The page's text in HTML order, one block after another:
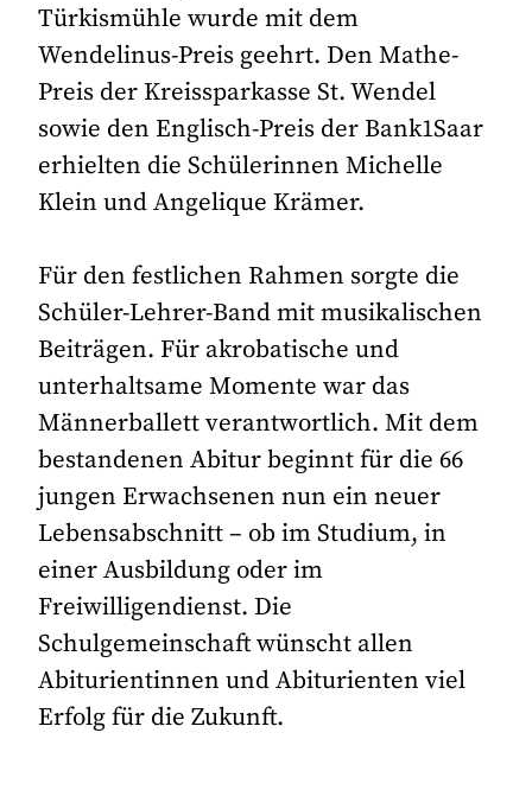
Türkismühle wurde mit dem
Wendelinus-Preis geehrt. Den Mathe-
Preis der Kreissparkasse St. Wendel
sowie den Englisch-Preis der Bank1Saar
erhielten die Schülerinnen Michelle
Klein und Angelique Krämer.
Für den festlichen Rahmen sorgte die
Schüler-Lehrer-Band mit musikalischen
Beiträgen. Für akrobatische und
unterhaltsame Momente war das
Männerballett verantwortlich. Mit dem
bestandenen Abitur beginnt für die 66
jungen Erwachsenen nun ein neuer
Lebensabschnitt – ob im Studium, in
einer Ausbildung oder im
Freiwilligendienst. Die
Schulgemeinschaft wünscht allen
Abiturientinnen und Abiturienten viel
Erfolg für die Zukunft.